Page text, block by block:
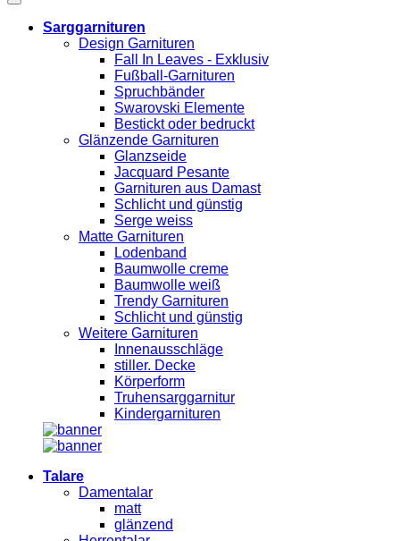
Sarggarnituren
Design Garnituren
Fall In Leaves - Exklusiv
Fußball-Garnituren
Spruchbänder
Swarovski Elemente
Bestickt oder bedruckt
Glänzende Garnituren
Glanzseide
Jacquard Pesante
Garnituren aus Damast
Schlicht und günstig
Serge weiss
Matte Garnituren
Lodenband
Baumwolle creme
Baumwolle weiß
Trendy Garnituren
Schlicht und günstig
Weitere Garnituren
Innenausschläge
stiller. Decke
Körperform
Truhensarggarnitur
Kindergarnituren
Talare
Damentalar
matt
glänzend